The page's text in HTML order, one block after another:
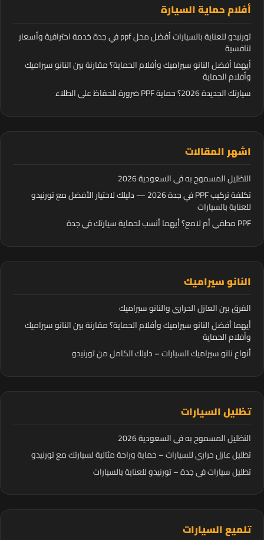
أفلام حماية السيارة
تورنيدو للعناية بالسيارات أفضل محل ppf في جدة خدمة احترافية وأسعار
تنافسية
أيهما أفضل النانو سيراميك وأفلام الحماية؟ مقارنة بين النانو سيراميك
وأفلام الحماية
سيارتك الجديدة 2026؟ حماية PPF ضرورة للحفاظ على الطلاء
اشهر المقالات
التظليل المسموح به في السعودية 2026
تكلفة تركيب PPF في جدة 2026 — دليلك لاختيار الأفضل مع تورنيدو
للعناية بالسيارات
PPF مطفي أم لامع؟ أيهما أنسب لحماية سيارتك في جدة
النانو سيراميك
الفرق بين العازل الحراري والنانو سيراميك
أيهما أفضل النانو سيراميك وأفلام الحماية؟ مقارنة بين النانو سيراميك
وأفلام الحماية
أنواع نانو سيراميك السيارات – دليلك الكامل من تورنيدو
تظليل السيارات
التظليل المسموح به في السعودية 2026
تظليل عازل حراري للسيارات – حماية وراحة مثالية لسيارتك مع تورنيدو
تظليل سيارات في جدة – تورنيدو للعناية بالسيارات
تلميع السيارات